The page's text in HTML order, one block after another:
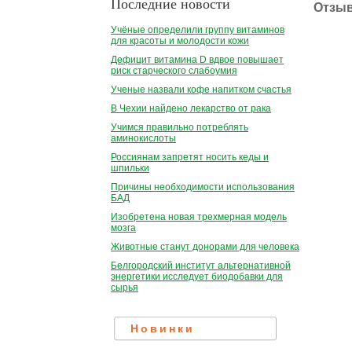
Учёные определили группу витаминов
для красоты и молодости кожи
Дефицит витамина D вдвое повышает
риск старческого слабоумия
Ученые назвали кофе напитком счастья
В Чехии найдено лекарство от рака
Учимся правильно потреблять
аминокислоты
Россиянам запретят носить кеды и
шпильки
Причины необходимости использования
БАД
Изобретена новая трехмерная модель
мозга
Животные станут донорами для человека
Белгородский институт альтернативной
энергетики исследует биодобавки для
сырья
Новинки